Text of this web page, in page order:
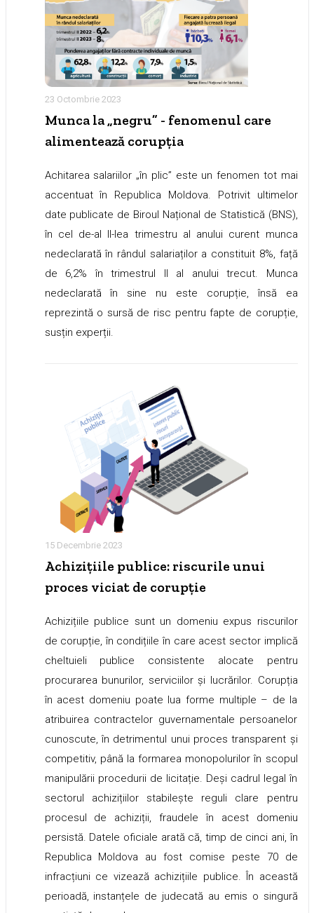
23 Octombrie 2023
Munca la „negru” - fenomenul care
alimentează corupția
Achitarea salariilor „în plic” este un fenomen tot mai
accentuat în Republica Moldova. Potrivit ultimelor
date publicate de Biroul Național de Statistică (BNS),
în cel de-al II-lea trimestru al anului curent munca
nedeclarată în rândul salariaților a constituit 8%, față
de 6,2% în trimestrul II al anului trecut. Munca
nedeclarată în sine nu este corupție, însă ea
reprezintă o sursă de risc pentru fapte de corupție,
susțin experții.
15 Decembrie 2023
Achizițiile publice: riscurile unui
proces viciat de corupție
Achizițiile publice sunt un domeniu expus riscurilor
de corupție, în condițiile în care acest sector implică
cheltuieli publice consistente alocate pentru
procurarea bunurilor, serviciilor și lucrărilor. Corupția
în acest domeniu poate lua forme multiple – de la
atribuirea contractelor guvernamentale persoanelor
cunoscute, în detrimentul unui proces transparent și
competitiv, până la formarea monopolurilor în scopul
manipulării procedurii de licitație. Deși cadrul legal în
sectorul achizițiilor stabilește reguli clare pentru
procesul de achiziții, fraudele în acest domeniu
persistă. Datele oficiale arată că, timp de cinci ani, în
Republica Moldova au fost comise peste 70 de
infracțiuni ce vizează achizițiile publice. În această
perioadă, instanțele de judecată au emis o singură